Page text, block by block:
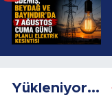
Yükleniyor...